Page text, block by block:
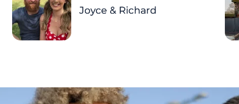
Joyce & Richard